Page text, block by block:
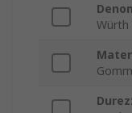
Würth